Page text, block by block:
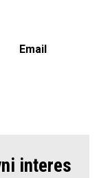
Email
interes